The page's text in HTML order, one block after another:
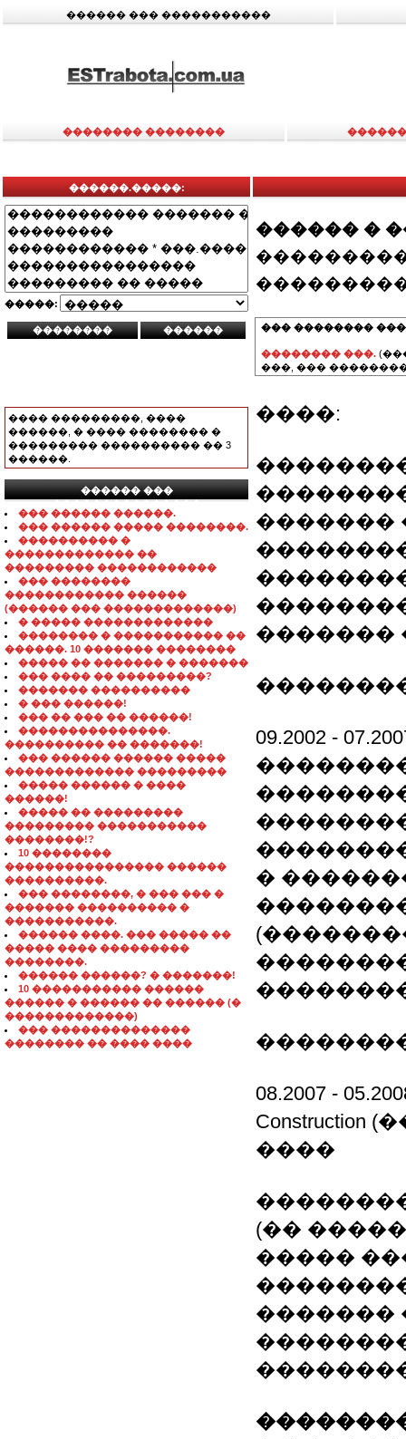
������ ��� �����������
�������� ��������
������.�����:
�����:
���� ���������, ����
������, � ���� �������� �
��������� ���������� �� 3
������.
������ ���
���������������
��� ������ ������.
��� ������ ����� ��������.
���������� �
������������� ��
��������� ������������
��� ��������
������������ ������
(������ ��� �������������)
� ����� �������������
�������� � ����������� ��
������. 10 ������� ��������
����� �� ������� � �������
��� ���� �� ���������?
������� ����������
� ��� ������!
��� �� ��� �� ������!
���������������.
���������� �� �������!
��� ������ ������ �����
������������� ���������
����� ������ � ����
������!
����� �� ���������
��������� �����������
��������!?
10 ��������
���������������� ������
����������.
��� ��������, � ��� ��� �
������� ���������� �
�����������.
������ ����. ��� ����� ��
����� ���� ���������
��������.
������ ������? � �������!
10 ����������� ������
������ � ������ �� ������ (�
�������������)
��� ��������������
�������� �� ���� ����
������ �
��� ��������
�������� ���.
���, ���
����:
�������
�������
09.2002 -
�
08.2007 -
����
(��
�����
�������